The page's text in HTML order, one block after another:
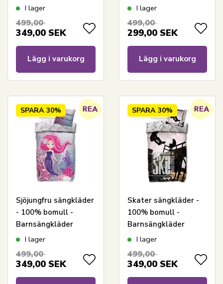
Barnsängkläder
I lager
499,00
349,00 SEK
Lägg i varukorg
Barnsängkläder
Chase, Marshall och
Rocky
I lager
499,00
299,00 SEK
Lägg i varukorg
SPARA 30%
Sjöjungfru sängkläder
- 100% bomull -
Barnsängkläder
140x200 cm - Be a
I lager
499,00
349,00 SEK
SPARA 30%
Skater sängkläder -
100% bomull -
Barnsängkläder
140x200 cm
I lager
499,00
349,00 SEK